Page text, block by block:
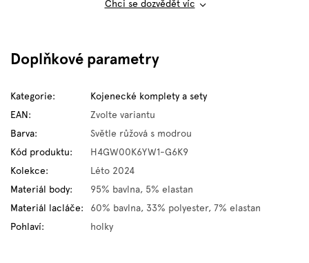
Chci se dozvědět víc
Doplňkové parametry
Kategorie:
Kojenecké komplety a sety
EAN:
Zvolte variantu
Barva:
Světle růžová s modrou
Kód produktu:
H4GW00K6YW1-G6K9
Kolekce:
Léto 2024
Materiál body:
95% bavlna, 5% elastan
Materiál lacláče:
60% bavlna, 33% polyester, 7% elastan
Pohlaví: holky